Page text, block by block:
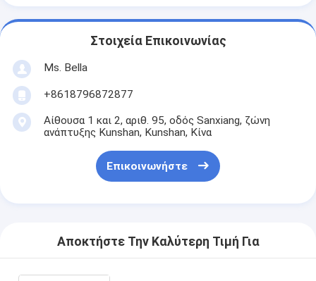
Στοιχεία Επικοινωνίας
Ms. Bella
+8618796872877
Αίθουσα 1 και 2, αριθ. 95, οδός Sanxiang, ζώνη
ανάπτυξης Kunshan, Kunshan, Κίνα
Επικοινωνήστε
Αποκτήστε Την Καλύτερη Τιμή Για